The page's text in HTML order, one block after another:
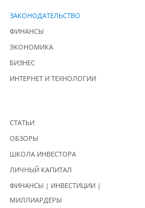
ЗАКОНОДАТЕЛЬСТВО
ФИНАНСЫ
ЭКОНОМИКА
БИЗНЕС
ИНТЕРНЕТ И ТЕХНОЛОГИИ
СТАТЬИ
ОБЗОРЫ
ШКОЛА ИНВЕСТОРА
ЛИЧНЫЙ КАПИТАЛ
ФИНАНСЫ | ИНВЕСТИЦИИ |
МИЛЛИАРДЕРЫ